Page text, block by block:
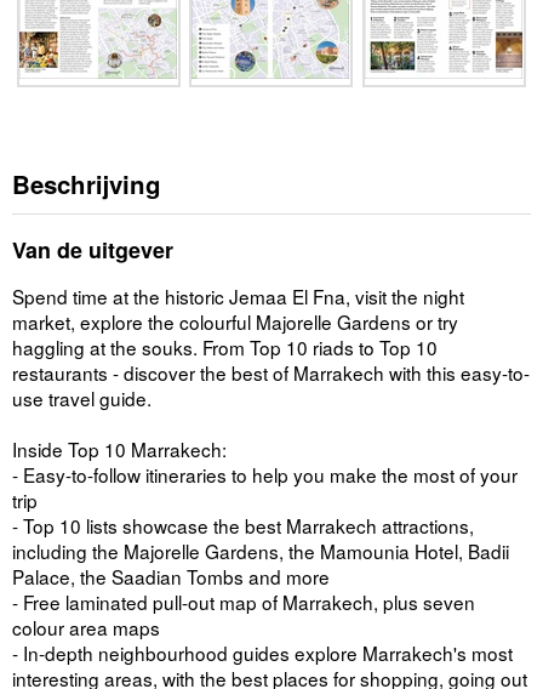
Beschrijving
Van de uitgever
Spend time at the historic Jemaa El Fna, visit the night
market, explore the colourful Majorelle Gardens or try
haggling at the souks. From Top 10 riads to Top 10
restaurants - discover the best of Marrakech with this easy-to-
use travel guide.
Inside Top 10 Marrakech:
- Easy-to-follow itineraries to help you make the most of your
trip
- Top 10 lists showcase the best Marrakech attractions,
including the Majorelle Gardens, the Mamounia Hotel, Badii
Palace, the Saadian Tombs and more
- Free laminated pull-out map of Marrakech, plus seven
colour area maps
- In-depth neighbourhood guides explore Marrakech's most
interesting areas, with the best places for shopping, going out